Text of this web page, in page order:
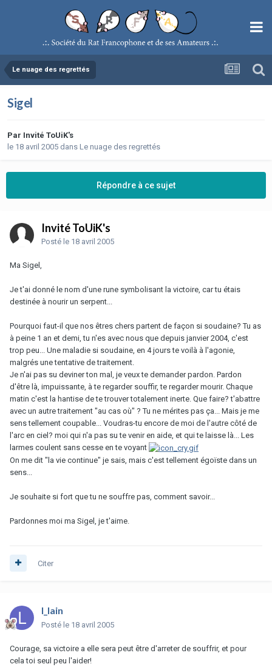
Le nuage des regrettés
Sigel
Par Invité ToUiK's
le 18 avril 2005 dans Le nuage des regrettés
Répondre à ce sujet
Invité ToUiK's
Posté le 18 avril 2005
Ma Sigel,
Je t'ai donné le nom d'une rune symbolisant la victoire, car tu étais
destinée à nourir un serpent...
Pourquoi faut-il que nos êtres chers partent de façon si soudaine? Tu as
à peine 1 an et demi, tu n'es avec nous que depuis janvier 2004, c'est
trop peu... Une maladie si soudaine, en 4 jours te voilà à l'agonie,
malgrés une tentative de traitement.
Je n'ai pas su deviner ton mal, je veux te demander pardon. Pardon
d'être là, impuissante, à te regarder souffir, te regarder mourir. Chaque
matin c'est la hantise de te trouver totalement inerte. Que faire? t'abattre
avec un autre traitement "au cas où" ? Tu ne mérites pas ça... Mais je me
sens tellement coupable... Voudras-tu encore de moi de l'autre côté de
l'arc en ciel? moi qui n'a pas su te venir en aide, et qui te laisse là... Les
larmes coulent sans cesse en te voyant
On me dit "la vie continue" je sais, mais c'est tellement égoïste dans un
sens...
Je souhaite si fort que tu ne souffre pas, comment savoir...
Pardonnes moi ma Sigel, je t'aime.
Citer
l_lain
Posté le 18 avril 2005
Courage, sa victoire a elle sera peut être d'arreter de souffrir, et pour
cela toi seul peu l'aider!